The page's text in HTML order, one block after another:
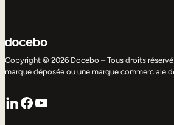
Copyright © 2026 Docebo – Tous droits
marque déposée ou une marque commerciale
LinkedIn
Facebook
YouTube